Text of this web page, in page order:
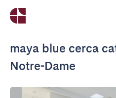
maya blue cerca
Notre-Dame